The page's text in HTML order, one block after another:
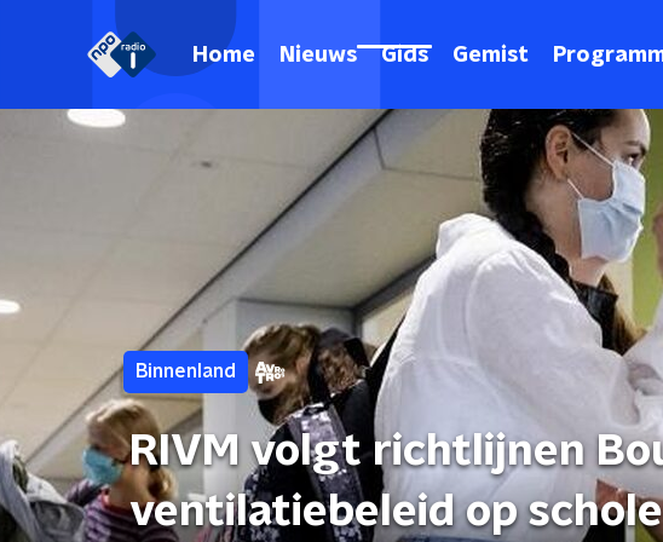
Home Nieuws Gids Gemist
Binnenland
RIVM volgt richtlijnen
ventilatiebeleid op